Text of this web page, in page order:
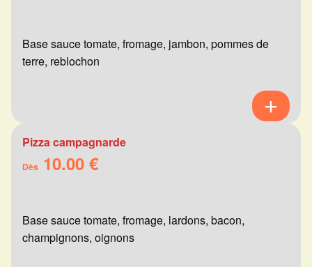
Base sauce tomate, fromage, jambon, pommes de
terre, reblochon
Pizza campagnarde
Dès 10.00 €
Base sauce tomate, fromage, lardons, bacon,
champignons, oignons